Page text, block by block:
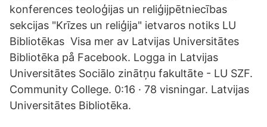
konferences teoloģijas un reliģijpētniecības
sekcijas "Krīzes un reliģija" ietvaros notiks LU
Bibliotēkas Visa mer av Latvijas Universitātes
Bibliotēka på Facebook. Logga in Latvijas
Universitātes Sociālo zinātņu fakultāte - LU SZF.
Community College. 0:16 · 78 visningar. Latvijas
Universitātes Bibliotēka.